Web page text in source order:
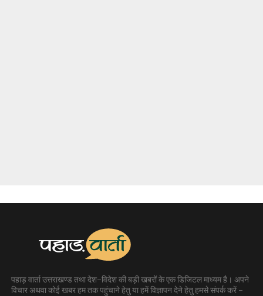
पहाड़ वार्ता उत्तराखण्ड तथा देश-विदेश की बड़ी खबरों के एक डिजिटल माध्यम है। अपने
विचार अथवा कोई खबर हम तक पहुंचाने हेतु या हमें विज्ञापन देने हेतु हमसे संपर्क करें -